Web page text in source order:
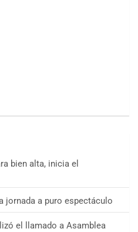
bien alta, inicia el
jornada a puro espectáculo
el llamado a Asamblea